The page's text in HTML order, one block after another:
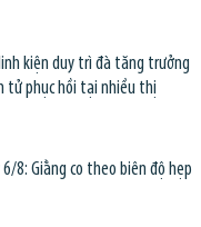
kiện duy trì đà tăng trưởng
tử phục hồi tại nhiều thị
8: Giằng co theo biên độ hẹp